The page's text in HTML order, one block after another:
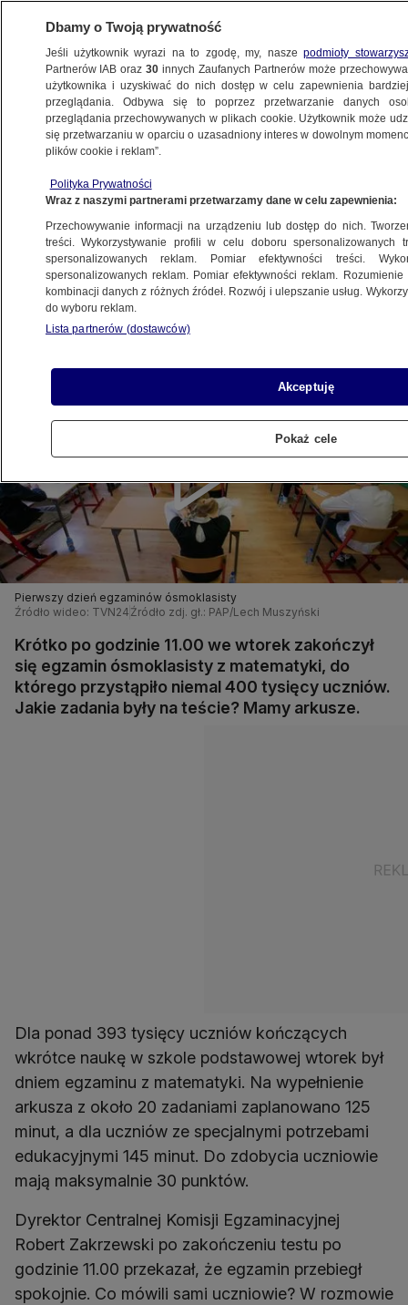
POLSKA
arkusze CKE
Oprac.Ewa Żebrowska
12.05.2026, 13:27
Posłuchaj artykułu
Czyta lektor AI
Pierwszy dzień egzaminów ósmoklasisty
Źródło wideo: TVN24 Źródło zdj. gł.: PAP/Lech Muszyński
Krótko po godzinie 11.00 we wtorek zakończył
się egzamin ósmoklasisty z matematyki, do
którego przystąpiło niemal 400 tysięcy uczniów.
Jakie zadania były na teście? Mamy arkusze.
Dla ponad 393 tysięcy uczniów kończących
wkrótce naukę w szkole podstawowej wtorek był
dniem egzaminu z matematyki. Na wypełnienie
arkusza z około 20 zadaniami zaplanowano 125
minut, a dla uczniów ze specjalnymi potrzebami
edukacyjnymi 145 minut. Do zdobycia uczniowie
mają maksymalnie 30 punktów.
Dyrektor Centralnej Komisji Egzaminacyjnej
Robert Zakrzewski po zakończeniu testu po
godzinie 11.00 przekazał, że egzamin przebiegł
spokojnie. Co mówili sami uczniowie? W rozmowie
Dbamy o Twoją prywatność
Jeśli użytkownik wyrazi na to zgodę, my, naszepodmioty
Partnerów IAB oraz30 innych Zaufanych Partnerów może
użytkownika i uzyskiwać do nich dostęp w celu zapewnienia
przeglądania. Odbywa się to poprzez przetwarzanie danych
przeglądania przechowywanych w plikach cookie. Użytkownik może
się przetwarzaniu w oparciu o uzasadniony interes w dowolnym
plików cookie i reklam”.
Polityka Prywatności
Wraz z naszymi partnerami przetwarzamy dane w celu zapewnienia:
Przechowywanie informacji na urządzeniu lub dostęp do nich.
treści. Wykorzystywanie profili w celu doboru spersonalizowanych
spersonalizowanych reklam. Pomiar efektywności treści.
spersonalizowanych reklam. Pomiar efektywności reklam.
kombinacji danych z różnych źródeł. Rozwój i ulepszanie usług.
do wyboru reklam.
Lista partnerów (dostawców)
Akceptuję
Pokaż cele